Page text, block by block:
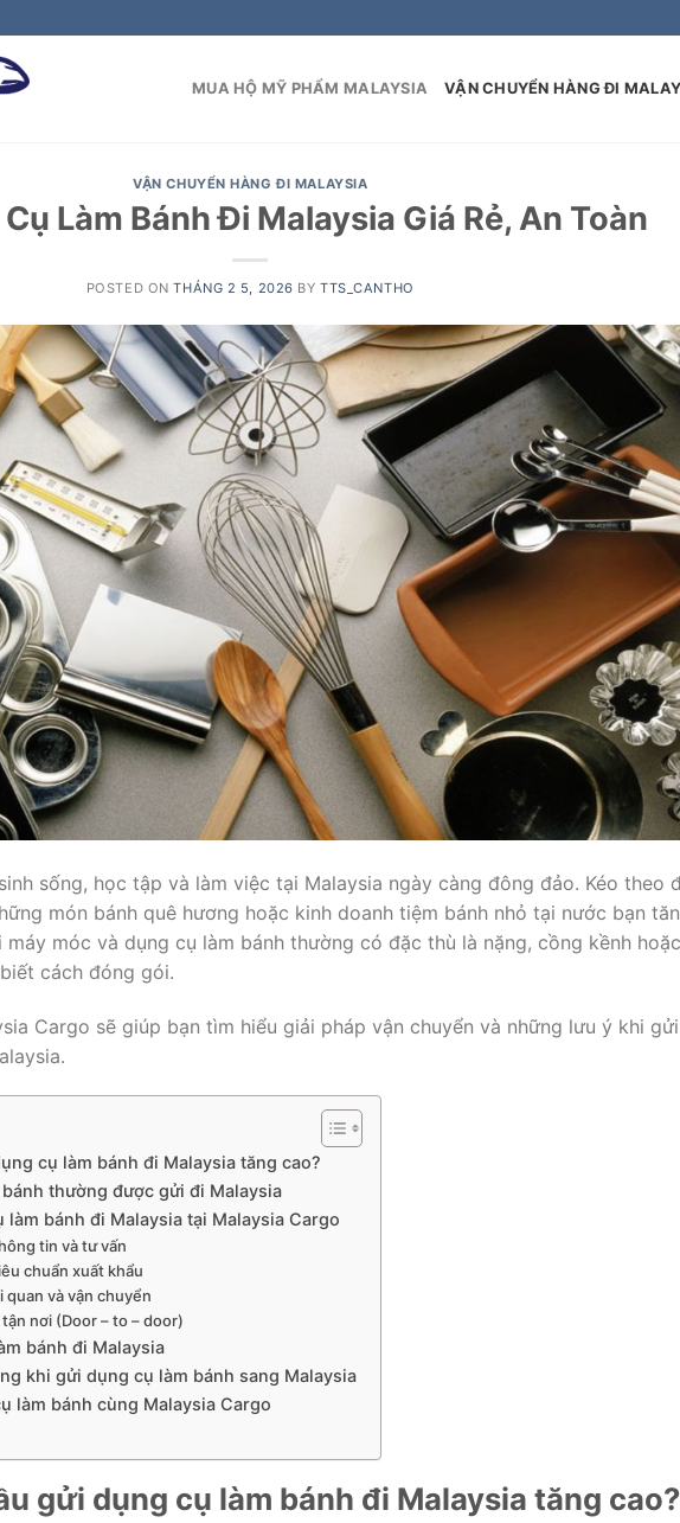
MUA HỘ MỸ PHẨM MALAYSIA VẬN CHUYỂN HÀNG ĐI
VẬN CHUYỂN HÀNG ĐI MALAYSIA
Làm Bánh Đi Malaysia Giá Rẻ, An Toàn
POSTED ONTHÁNG 2 5, 2026 BYTTS_CANTHO
sống, học tập và làm việc tại Malaysia ngày càng đông đảo. Kéo theo
món bánh quê hương hoặc kinh doanh tiệm bánh nhỏ tại nước bạn
máy móc và dụng cụ làm bánh thường có đặc thù là nặng, cồng kềnh hoặc
cách đóng gói.
Cargo sẽ giúp bạn tìm hiểu giải pháp vận chuyển và những lưu ý khi gửi
cụ làm bánh đi Malaysia tăng cao?
thường được gửi đi Malaysia
bánh đi Malaysia tại Malaysia Cargo
tin và tư vấn
chuẩn xuất khẩu
quan và vận chuyển
nơi (Door – to – door)
bánh đi Malaysia
khi gửi dụng cụ làm bánh sang Malaysia
làm bánh cùng Malaysia Cargo
gửi dụng cụ làm bánh đi Malaysia tăng cao?